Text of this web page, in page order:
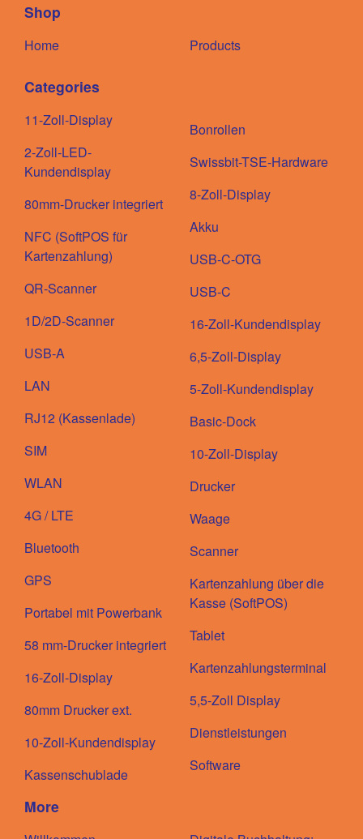
Shop
Home Products
Categories
11-Zoll-Display
2-Zoll-LED-
Kundendisplay
80mm-Drucker integriert
NFC (SoftPOS für
Kartenzahlung)
QR-Scanner
1D/2D-Scanner
USB-A
LAN
RJ12 (Kassenlade)
SIM
WLAN
4G / LTE
Bluetooth
GPS
Portabel mit Powerbank
58 mm-Drucker integriert
16-Zoll-Display
80mm Drucker ext.
10-Zoll-Kundendisplay
Kassenschublade
Bonrollen
Swissbit-TSE-Hardware
8-Zoll-Display
Akku
USB-C-OTG
USB-C
16-Zoll-Kundendisplay
6,5-Zoll-Display
5-Zoll-Kundendisplay
Basic-Dock
10-Zoll-Display
Drucker
Waage
Scanner
Kartenzahlung über die
Kasse (SoftPOS)
Tablet
Kartenzahlungsterminal
5,5-Zoll Display
Dienstleistungen
Software
More